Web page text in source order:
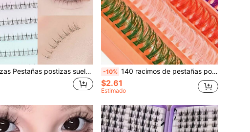
120 piezas Pestañas postizas sueltas con base de llama mini - Estilo hada coreano & japonés, 0.05mm ultra finas, rizo C, suaves & ligeras naturales, efecto 3D dimensional hermoso, fáciles de usar, ojos brillantes, regalo perfecto -10% 140 racimos de pestañas postizas de colores, pestañas postizas segmentadas arcoíris, que incluyen 7 colores, racimos de extensiones de pestañas vibrantes, adecuados para escenario, fiesta, reunión, bar, maquillaje de baile, múltiples combinaciones aplicables para Halloween, Navidad y festivales de música y otras ocasiones.
$2.61
Estimado